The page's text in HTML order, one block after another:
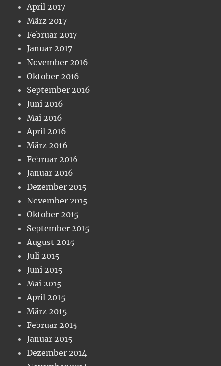
April 2017
März 2017
Februar 2017
Januar 2017
November 2016
Oktober 2016
September 2016
Juni 2016
Mai 2016
April 2016
März 2016
Februar 2016
Januar 2016
Dezember 2015
November 2015
Oktober 2015
September 2015
August 2015
Juli 2015
Juni 2015
Mai 2015
April 2015
März 2015
Februar 2015
Januar 2015
Dezember 2014